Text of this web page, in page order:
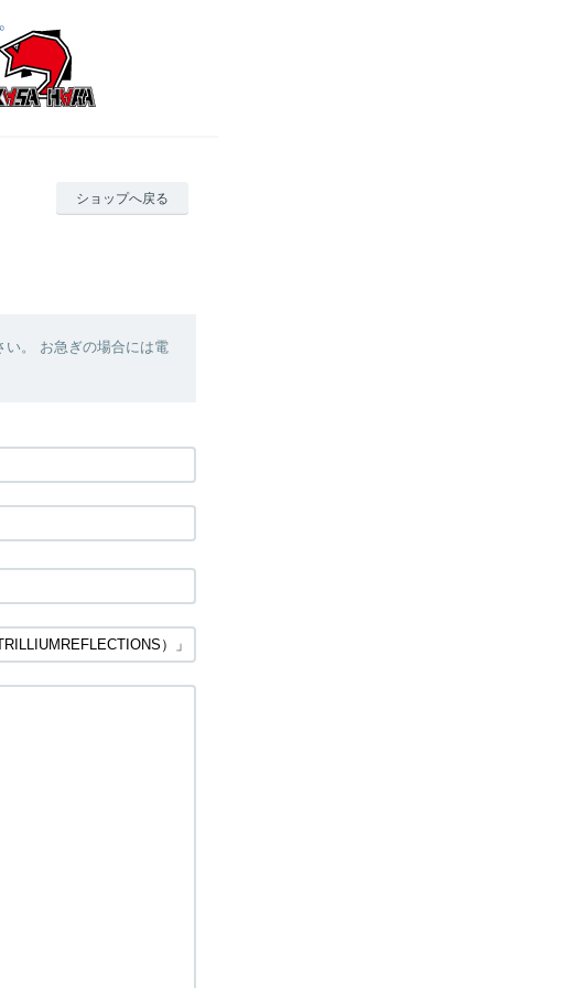
ショップへ戻る
い。 お急ぎの場合には電